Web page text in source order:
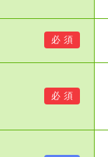
必須
必須